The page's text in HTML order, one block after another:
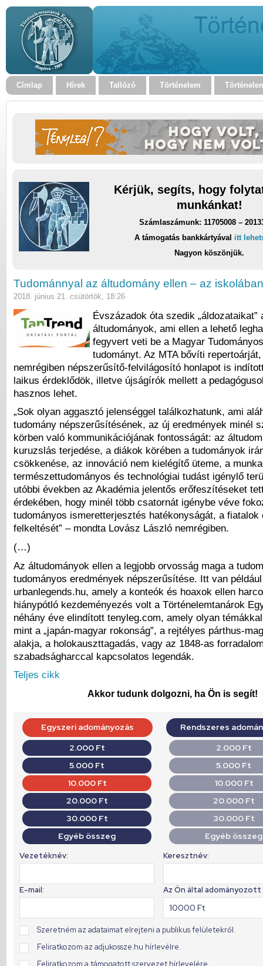
Címlap Hírek Tallózó Történelem
Kérjük, segíts, hogy
munkánkat!
Számlaszámunk: 11705008 –
A támogatás bankkártyával itt
Nagyon köszönjük.
Tudománnyal az áltudomány ellen – az
2018. június 21. csütörtök, 18:26
Évszázadok óta szedik „áldozataikat”
áltudományok, ami ellen a lehető
fegyvert veti be a Magyar
tudományt. Az MTA bővíti
nemrégiben népszerűsítő-felvilágosító honlapot is
laikus érdeklődök, illetve újságírók mellett a
hasznos lehet.
„Sok olyan aggasztó jelenséggel találkozhatunk, ami
tudomány népszerűsítésének, az új eredmények minél
körben való kommunikációjának fontosságát: az
kuruzslás terjedése, a diákok körében a tudományok
csökkenése, az innováció nem kielégítő üteme, a
természettudományos és technológiai tudást igénylő
utóbbi években az Akadémia jelentős erőfeszítéseket
érdekében, hogy minél több csatornát igénybe véve
tudományos ismeretterjesztés hatékonyságát, a fiatalok
felkeltését” – mondta Lovász László nemrégiben.
(…)
Az áltudományok ellen a legjobb orvosság maga a
tudományos eredmények népszerűsítése. Itt van
urbanlegends.hu, amely a konteók és hoaxok ellen
hiánypótló kezdeményezés volt a Történelemtanárok
néhány éve elindított tenyleg.com, amely olyan
mint a „japán-magyar rokonság”, a rejtélyes párthus-
alakja, a holokauszttagadás, vagy az 1848-as
szabadságharccal kapcsolatos legendák.
Teljes cikk
Akkor tudunk dolgozni, ha Ön is segít!